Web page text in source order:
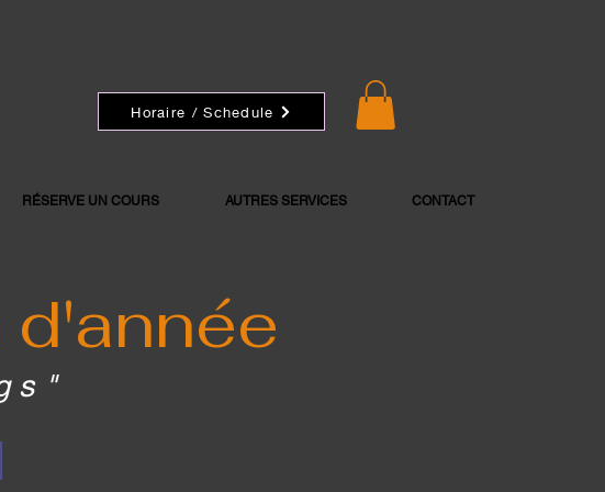
Horaire / Schedule
RÉSERVE UN COURS AUTRES SERVICES CONTACT